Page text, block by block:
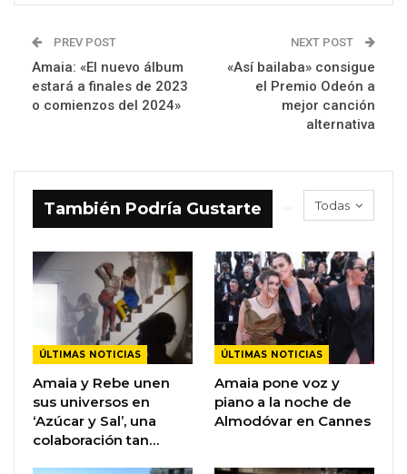
PREV POST
Amaia: «El nuevo álbum
estará a finales de 2023
o comienzos del 2024»
NEXT POST
«Así bailaba» consigue
el Premio Odeón a
mejor canción
alternativa
Todas
También Podría Gustarte
ÚLTIMAS NOTICIAS
Amaia y Rebe unen
sus universos en
‘Azúcar y Sal’, una
colaboración tan…
ÚLTIMAS NOTICIAS
Amaia pone voz y
piano a la noche de
Almodóvar en Cannes